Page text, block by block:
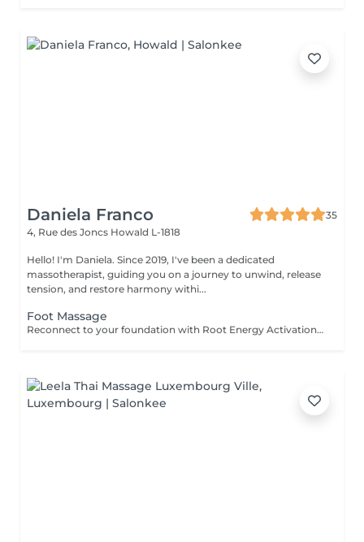
Daniela Franco
35
4, Rue des Joncs Howald L-1818
Hello! I'm Daniela. Since 2019, I've been a dedicated
massotherapist, guiding you on a journey to unwind, release
tension, and restore harmony withi...
Foot Massage
Reconnect to your foundation with Root Energy Activation, a revitalizing foot massage designed to awaken your body's energy from the ground up. This treatment focuses on releasing tension stored in the feet and lower legs, using purposeful touch and grounding techniques to restore balance, circulation, and flow. As your feet carry the weight of your entire being, this ritual honors them as vital energy centershelping you feel more rooted, stable, and recharged. Ideal for those seeking physical relief, energetic grounding, or a calming reset at the end of a busy day. For further questions please contact us.